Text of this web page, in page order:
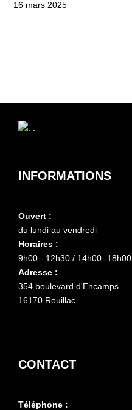
16 mars 2025
INFORMATIONS
Ouvert :
du lundi au vendredi
Horaires :
9h00 - 12h30 / 14h00 -18h00
Adresse :
354 boulevard d'Encamps
16170 Rouillac
CONTACT
Téléphone :